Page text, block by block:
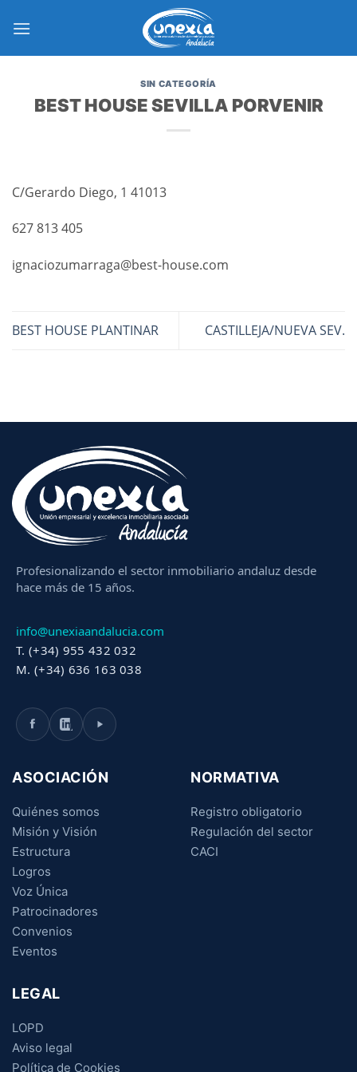
SIN CATEGORÍA
BEST HOUSE SEVILLA PORVENIR
C/Gerardo Diego, 1 41013
627 813 405
ignaciozumarraga@best-house.com
BEST HOUSE PLANTINAR CASTILLEJA/NUEVA SEV.
Profesionalizando el sector inmobiliario andaluz desde
hace más de 15 años.
info@unexiaandalucia.com
T. (+34) 955 432 032
M. (+34) 636 163 038
ASOCIACIÓN
Quiénes somos
Misión y Visión
Estructura
Logros
Voz Única
Patrocinadores
Convenios
Eventos
NORMATIVA
Registro obligatorio
Regulación del sector
CACI
LEGAL
LOPD
Aviso legal
Política de Cookies